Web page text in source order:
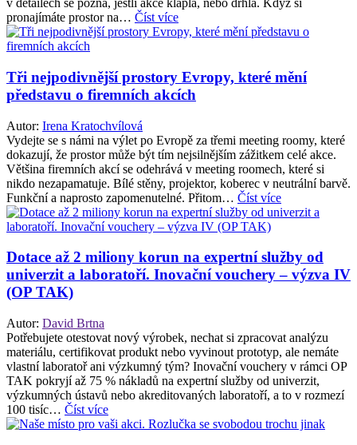
v detailech se pozná, jestli akce klapla, nebo drhla. Když si
pronajímáte prostor na… Číst více
Tři nejpodivnější prostory Evropy, které mění
představu o firemních akcích
Autor: Irena Kratochvílová
Vydejte se s námi na výlet po Evropě za třemi meeting roomy, které
dokazují, že prostor může být tím nejsilnějším zážitkem celé akce.
Většina firemních akcí se odehrává v meeting roomech, které si
nikdo nezapamatuje. Bílé stěny, projektor, koberec v neutrální barvě.
Funkční a naprosto zapomenutelné. Přitom… Číst více
Dotace až 2 miliony korun na expertní služby od
univerzit a laboratoří. Inovační vouchery – výzva IV
(OP TAK)
Autor: David Brtna
Potřebujete otestovat nový výrobek, nechat si zpracovat analýzu
materiálu, certifikovat produkt nebo vyvinout prototyp, ale nemáte
vlastní laboratoř ani výzkumný tým? Inovační vouchery v rámci OP
TAK pokryjí až 75 % nákladů na expertní služby od univerzit,
výzkumných ústavů nebo akreditovaných laboratoří, a to v rozmezí
100 tisíc… Číst více